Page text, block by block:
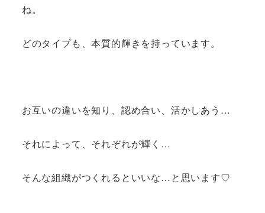
ね。
どのタイプも、本質的輝きを持っています。
お互いの違いを知り、認め合い、活かしあう…
それによって、それぞれが輝く…
そんな組織がつくれるといいな…と思います♡